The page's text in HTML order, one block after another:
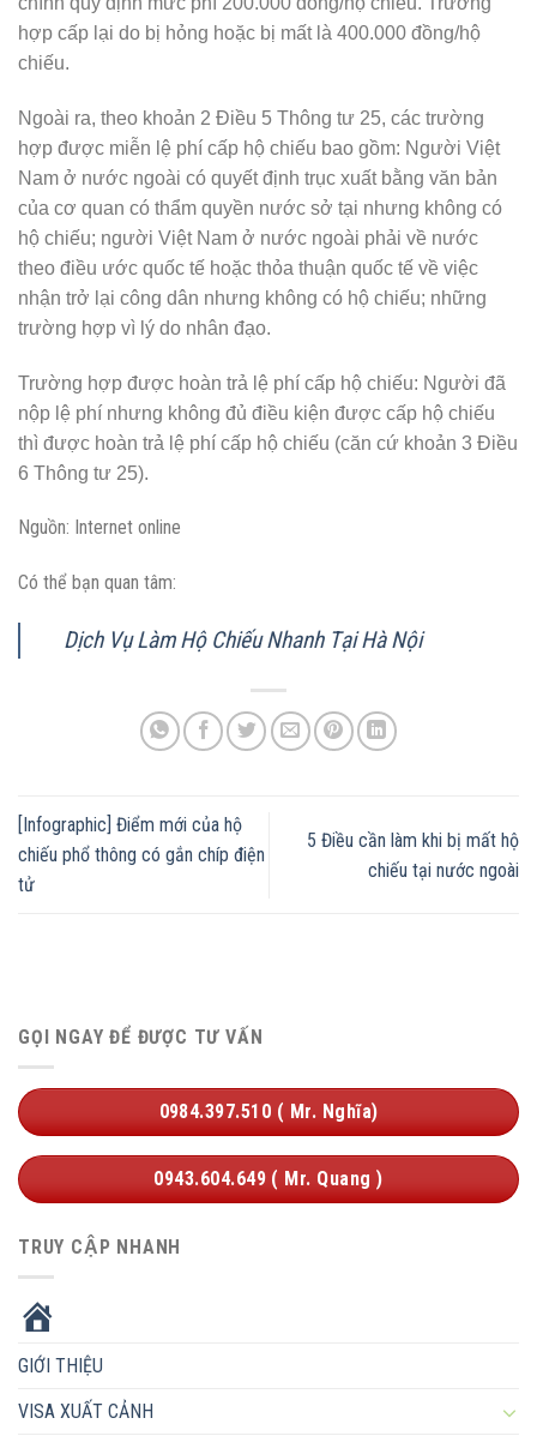
hợp cấp lại do bị hỏng hoặc bị mất là 400.000 đồng/hộ
chiếu.
Ngoài ra, theo khoản 2 Điều 5 Thông tư 25, các trường
hợp được miễn lệ phí cấp hộ chiếu bao gồm: Người Việt
Nam ở nước ngoài có quyết định trục xuất bằng văn bản
của cơ quan có thẩm quyền nước sở tại nhưng không có
hộ chiếu; người Việt Nam ở nước ngoài phải về nước
theo điều ước quốc tế hoặc thỏa thuận quốc tế về việc
nhận trở lại công dân nhưng không có hộ chiếu; những
trường hợp vì lý do nhân đạo.
Trường hợp được hoàn trả lệ phí cấp hộ chiếu: Người đã
nộp lệ phí nhưng không đủ điều kiện được cấp hộ chiếu
thì được hoàn trả lệ phí cấp hộ chiếu (căn cứ khoản 3 Điều
6 Thông tư 25).
Nguồn: Internet online
Có thể bạn quan tâm:
Dịch Vụ Làm Hộ Chiếu Nhanh Tại Hà Nội
[Infographic] Điểm mới của hộ
chiếu phổ thông có gắn chíp điện
tử
5 Điều cần làm khi bị mất hộ
chiếu tại nước ngoài
GỌI NGAY ĐỂ ĐƯỢC TƯ VẤN
0984.397.510 ( Mr. Nghĩa)
0943.604.649 ( Mr. Quang )
TRUY CẬP NHANH
GIỚI THIỆU
VISA XUẤT CẢNH